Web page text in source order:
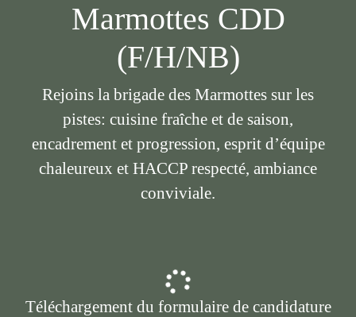
Marmottes CDD
(F/H/NB)
Rejoins la brigade des Marmottes sur les
pistes: cuisine fraîche et de saison,
encadrement et progression, esprit d’équipe
chaleureux et HACCP respecté, ambiance
conviviale.
Téléchargement du formulaire de candidature